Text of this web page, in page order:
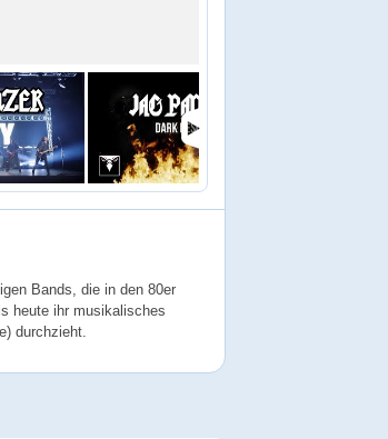
Bands, die in den 80er
heute ihr musikalisches
durchzieht.